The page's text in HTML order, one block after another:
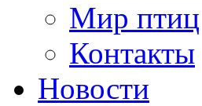
Мир птиц
Контакты
Новости